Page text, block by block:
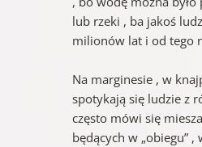
lub rzeki , ba jakoś
milionów lat i od tego
Na marginesie , w
spotykają się ludzie z
często mówi się
będących w „obiegu”